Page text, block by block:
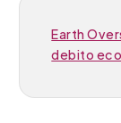
Earth
debito